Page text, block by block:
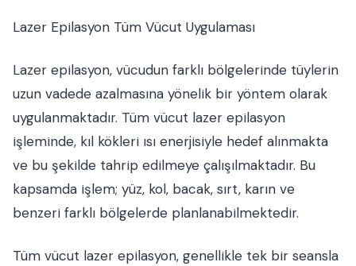
Lazer Epilasyon Tüm Vücut Uygulaması
Lazer epilasyon, vücudun farklı bölgelerinde tüylerin
uzun vadede azalmasına yönelik bir yöntem olarak
uygulanmaktadır. Tüm vücut lazer epilasyon
işleminde, kıl kökleri ısı enerjisiyle hedef alınmakta
ve bu şekilde tahrip edilmeye çalışılmaktadır. Bu
kapsamda işlem; yüz, kol, bacak, sırt, karın ve
benzeri farklı bölgelerde planlanabilmektedir.
Tüm vücut lazer epilasyon, genellikle tek bir seansla